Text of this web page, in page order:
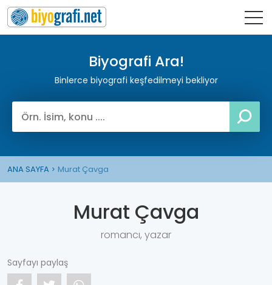
Biyografi Ara!
Binlerce biyografi keşfedilmeyi bekliyor
ANA SAYFA Murat Çavga
Murat Çavga
romancı, yazar
Sayfayı paylaş